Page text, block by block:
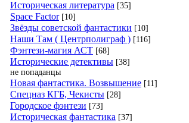
Историческая литература [35]
Space Factor [10]
Звёзды советской фантастики [10]
Наши Там ( Центрполиграф ) [116]
Фэнтези-магия АСТ [68]
Исторические детективы [38]
не попаданцы
Новая фантастика. Возвышение [11]
Спецназ КГБ, Чекисты [28]
Городское фэнтези [73]
Историческая фантастика [37]